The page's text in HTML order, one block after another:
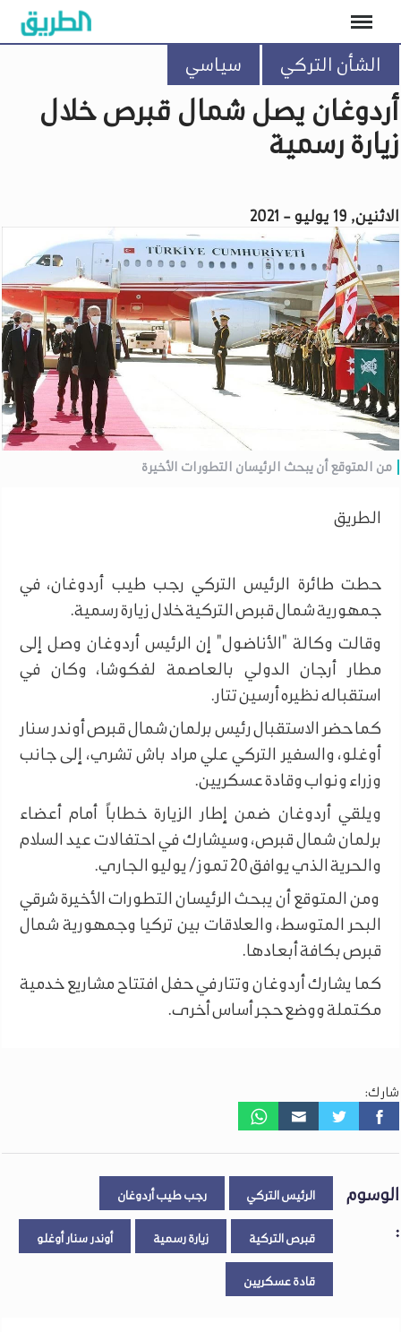
الشأن التركي سياسي
أردوغان يصل شمال قبرص خلال
زيارة رسمية
الاثنين, 19 يوليو - 2021
من المتوقع أن يبحث الرئيسان التطورات الأخيرة
الطريق
حطت طائرة الرئيس التركي رجب طيب أردوغان، في
جمهورية شمال قبرص التركية خلال زيارة رسمية.
وقالت وكالة "الأناضول" إن الرئيس أردوغان وصل إلى
مطار أرجان الدولي بالعاصمة لفكوشا، وكان في
استقباله نظيره أرسين تتار.
كما حضر الاستقبال رئيس برلمان شمال قبرص أوندر سنار
أوغلو، والسفير التركي علي مراد باش تشري، إلى جانب
وزراء ونواب وقادة عسكريين.
ويلقي أردوغان ضمن إطار الزيارة خطاباً أمام أعضاء
برلمان شمال قبرص، وسيشارك في احتفالات عيد السلام
والحرية الذي يوافق 20 تموز/ يوليو الجاري.
ومن المتوقع أن يبحث الرئيسان التطورات الأخيرة شرقي
البحر المتوسط، والعلاقات بين تركيا وجمهورية شمال
قبرص بكافة أبعادها.
كما يشارك أردوغان وتتار في حفل افتتاح مشاريع خدمية
مكتملة ووضع حجر أساس أخرى.
شارك:
الوسوم
:
الرئيس التركي رجب طيب أردوغان
قبرص التركية زيارة رسمية أوندر سنار أوغلو
قادة عسكريين